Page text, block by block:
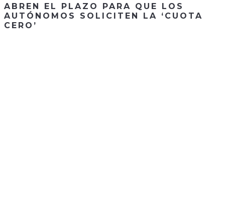
ABREN EL PLAZO PARA QUE LOS
AUTÓNOMOS SOLICITEN LA ‘CUOTA
CERO’